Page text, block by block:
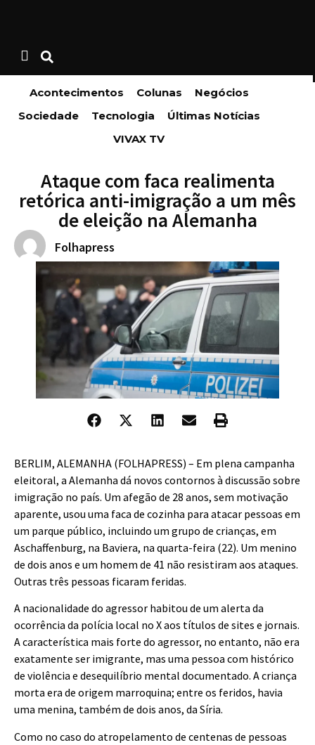
Acontecimentos Colunas
Negócios
Sociedade
Tecnologia
Últimas Notícias
VIVAX TV
Ataque com faca realimenta
retórica anti-imigração a um mês
de eleição na Alemanha
Folhapress
BERLIM, ALEMANHA (FOLHAPRESS) – Em plena campanha
eleitoral, a Alemanha dá novos contornos à discussão sobre
imigração no país. Um afegão de 28 anos, sem motivação
aparente, usou uma faca de cozinha para atacar pessoas em
um parque público, incluindo um grupo de crianças, em
Aschaffenburg, na Baviera, na quarta-feira (22). Um menino
de dois anos e um homem de 41 não resistiram aos ataques.
Outras três pessoas ficaram feridas.
A nacionalidade do agressor habitou de um alerta da
ocorrência da polícia local no X aos títulos de sites e jornais.
A característica mais forte do agressor, no entanto, não era
exatamente ser imigrante, mas uma pessoa com histórico
de violência e desequilíbrio mental documentado. A criança
morta era de origem marroquina; entre os feridos, havia
uma menina, também de dois anos, da Síria.
Como no caso do atropelamento de centenas de pessoas